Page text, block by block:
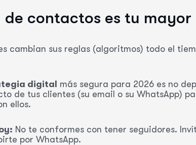
de contactos es tu mayor
cambian sus reglas (algoritmos) todo el
digital más segura para 2026 es no
de tus clientes (su email o su WhatsApp)
ellos.
No te conformes con tener seguidores.
por WhatsApp.